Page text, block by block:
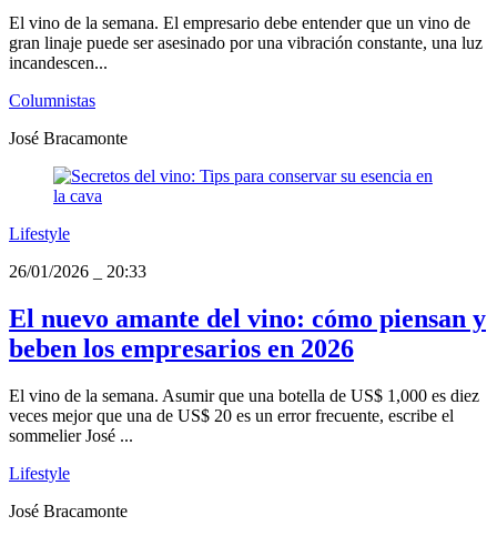
El vino de la semana. El empresario debe entender que un vino de
gran linaje puede ser asesinado por una vibración constante, una luz
incandescen...
Columnistas
José Bracamonte
Lifestyle
26/01/2026
20:33
El nuevo amante del vino: cómo piensan y
beben los empresarios en 2026
El vino de la semana. Asumir que una botella de US$ 1,000 es diez
veces mejor que una de US$ 20 es un error frecuente, escribe el
sommelier José ...
Lifestyle
José Bracamonte